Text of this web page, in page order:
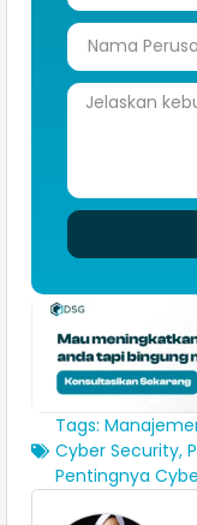
Tags:
Cyber Security,
Pentingnya